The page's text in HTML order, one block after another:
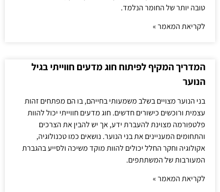
טובה יותר של החומר הנלמד.
לקריאת המאמר »
המדריך המקיף לפיתוח חוג מדעים חווייתי בגיל
הנוער
בני הנוער מצויים בשלב משמעותי בחייהם, בו הם מפתחים זהות
עצמית ורוכשים כישורים חדשים. חוג מדעים חווייתי יכול להוות
פלטפורמה מצוינת להעברת ידע, אך יש להבין את הצרכים
והתחומים המעניינים את בני הנוער. נושאים כמו טכנולוגיה,
אקולוגיה וחקר החלל יכולים להוות מוקד משיכה ולסייע בהגברת
המעורבות של המשתתפים.
לקריאת המאמר »